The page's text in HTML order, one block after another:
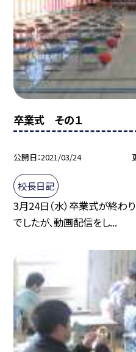
卒業式 その１
公開日 2021/03/24
校長日記
3月24日（水）卒業式が終わ
でしたが、動画配信をし...